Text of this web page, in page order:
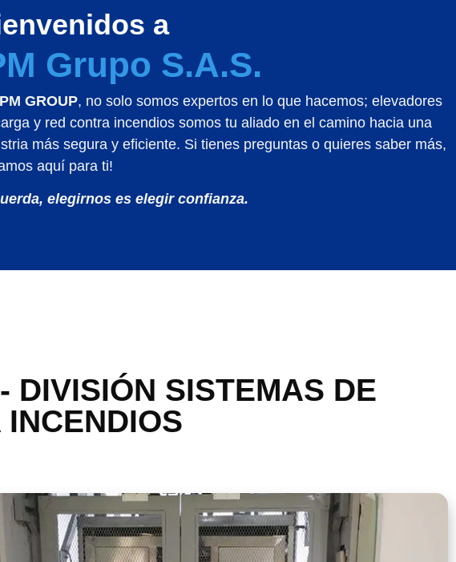
a
Grupo S.A.S.
GROUP, no solo somos expertos en lo que hacemos; elevadores
y red contra incendios somos tu aliado en el camino hacia una
más segura y eficiente. Si tienes preguntas o quieres saber más,
aquí para ti!
elegirnos es elegir confianza.
DIVISIÓN SISTEMAS DE